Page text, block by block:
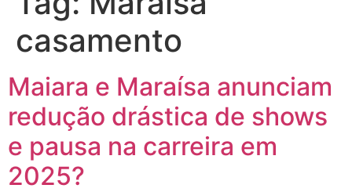
casamento
Maiara e Maraísa anunciam
redução drástica de shows
e pausa na carreira em
2025?